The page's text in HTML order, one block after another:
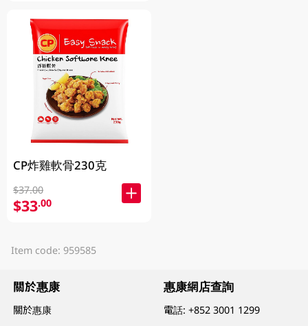
CP炸雞軟骨230克
$37.00
$33.00
Item code: 959585
關於惠康
關於惠康
惠康網店查詢
電話:+852 3001 1299